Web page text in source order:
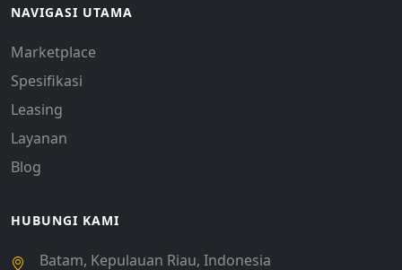
NAVIGASI UTAMA
Marketplace
Spesifikasi
Leasing
Layanan
Blog
HUBUNGI KAMI
Batam, Kepulauan Riau, Indonesia